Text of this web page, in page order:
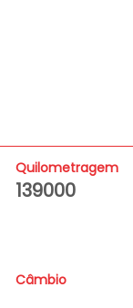
Quilometragem
139000
Câmbio